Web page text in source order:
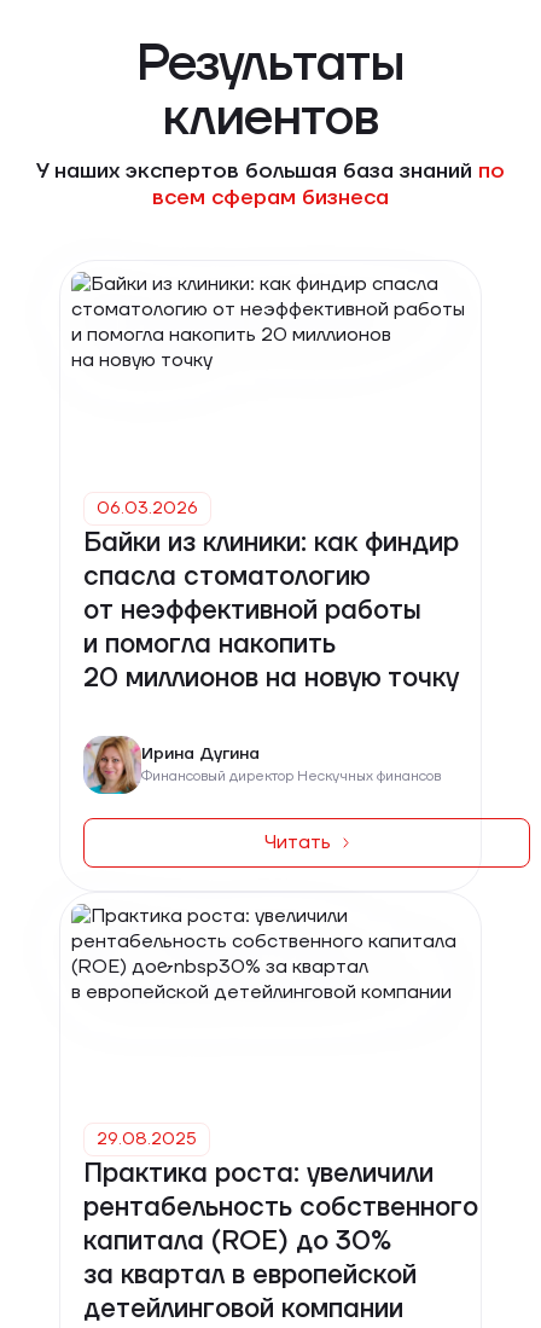
Результаты
клиентов
У наших экспертов большая база знаний по
всем сферам бизнеса
06.03.2026
Байки из клиники: как финдир
спасла стоматологию
от неэффективной работы
и помогла накопить
20 миллионов на новую точку
Ирина Дугина
Финансовый директор Нескучных финансов
Читать
29.08.2025
Практика роста: увеличили
рентабельность собственного
капитала (ROE) до 30%
за квартал в европейской
детейлинговой компании